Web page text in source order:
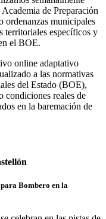
semanalmente
Academia de Preparación
ordenanzas municipales
territoriales específicos y
el BOE.
online adaptativo
a las normativas
del Estado (BOE),
condiciones reales de
en la baremación de
Bombero en la